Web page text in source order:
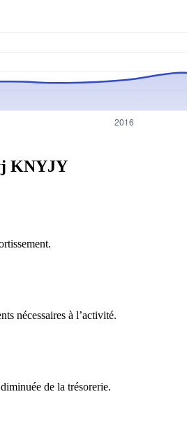
KNYJY
nécessaires à l’activité.
de la trésorerie.